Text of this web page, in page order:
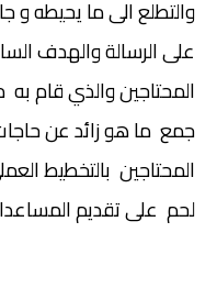
والتطلع الى ما يحيطه و
على الرسالة والهدف
المحتاجين والذي قام
جمع ما هو زائد عن
المحتاجين بالتخطيط
لحم على تقديم